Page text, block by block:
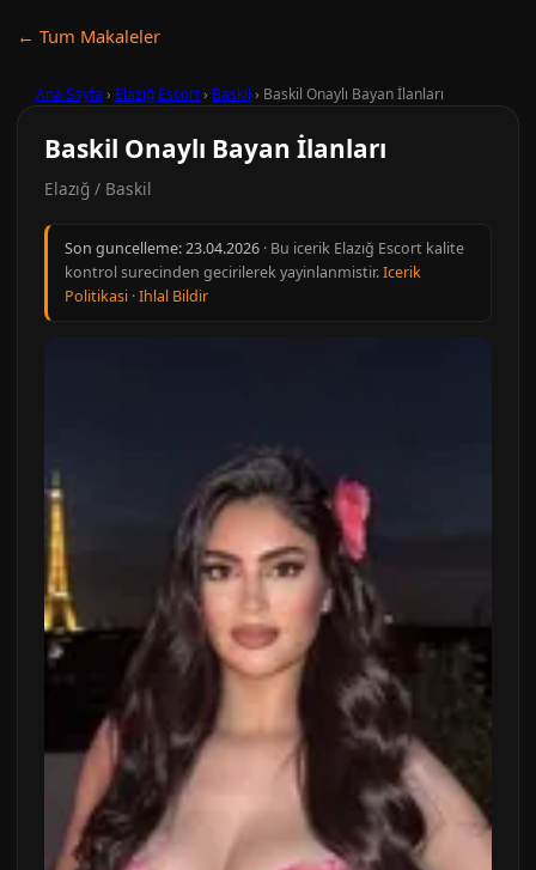
← Tum Makaleler
Ana Sayfa › Elazığ Escort› Baskil › Baskil Onaylı Bayan İlanları
Baskil Onaylı Bayan İlanları
Elazığ / Baskil
Son guncelleme:23.04.2026 · Bu icerik Elazığ Escort kalite
kontrol surecinden gecirilerek yayinlanmistir.Icerik
Politikasi ·Ihlal Bildir